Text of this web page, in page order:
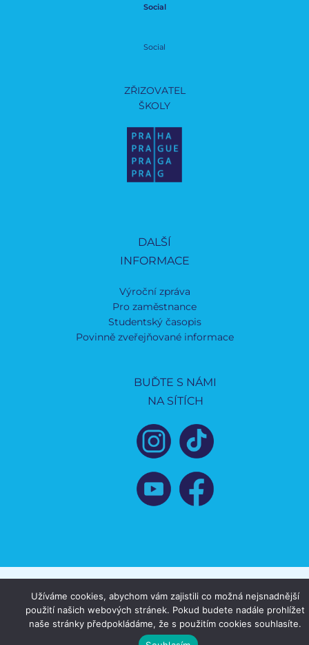
Social
Social
ZŘIZOVATEL
ŠKOLY
DALŠÍ
INFORMACE
Výroční zpráva
Pro zaměstnance
Studentský časopis
Povinně zveřejňované informace
BUĎTE S NÁMI
NA SÍTÍCH
Užíváme cookies, abychom vám zajistili co možná nejsnadnější
použití našich webových stránek. Pokud budete nadále prohlížet
naše stránky předpokládáme, že s použitím cookies souhlasíte.